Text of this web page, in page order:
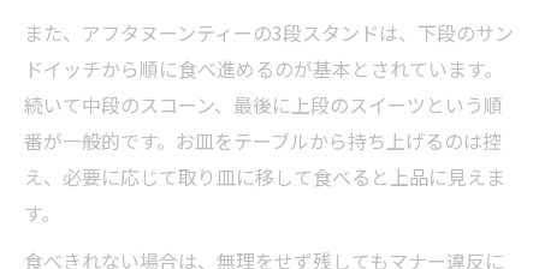
知る
紅茶の香りと味を引き立てる飲み方の基本
食べ方の順番を知って優雅なひとときを満喫
アフタヌーンティー3段の食べ方と順番の基
なぜ下段から食べるのがマナーなのかを解
また、アフタヌーンティーの3段スタンドは、下段のサン
ドイッチから順に食べ進めるのが基本とされています。
続いて中段のスコーン、最後に上段のスイーツという順
番が一般的です。お皿をテーブルから持ち上げるのは控
え、必要に応じて取り皿に移して食べると上品に見えま
す。
食べきれない場合は、無理をせず残してもマナー違反に